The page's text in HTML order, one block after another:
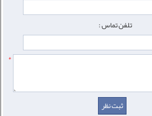
تلفن تماس :
*